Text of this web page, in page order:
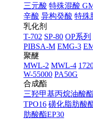
三元酸 特殊混酸
辛酸 异构癸酸 特殊
乳化剂
T-702 SP-80 OP系列
PIBSA-M EMG-3
聚醚
MWL-2 MWL-4
W-55000 PA50G
合成酯
三羟甲基丙烷油酸
TPO16 磺化脂肪酸
肪酸酯EP30